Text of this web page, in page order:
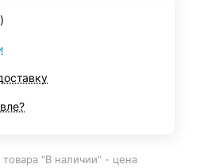
товара "В наличии" - цена